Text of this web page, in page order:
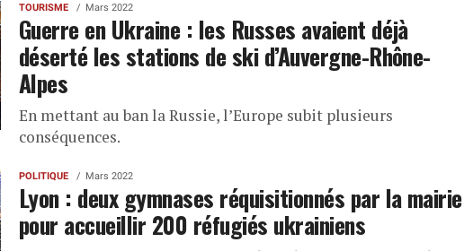
TOURISME Mars 2022
Guerre en Ukraine : les Russes avaient déjà
déserté les stations de ski d’Auvergne-Rhône-
Alpes
En mettant au ban la Russie, l’Europe subit plusieurs
conséquences.
POLITIQUE Mars 2022
Lyon : deux gymnases réquisitionnés par la mairie
pour accueillir 200 réfugiés ukrainiens